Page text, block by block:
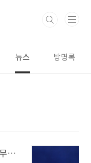
뉴스 방명록
2020 독감 무료접종 시작(독감 무료접종 대상자, 무료접종 장소 등)